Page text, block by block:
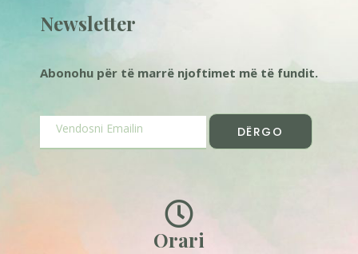
Newsletter
Abonohu për të marrë njoftimet më të fundit.
DËRGO
Orari